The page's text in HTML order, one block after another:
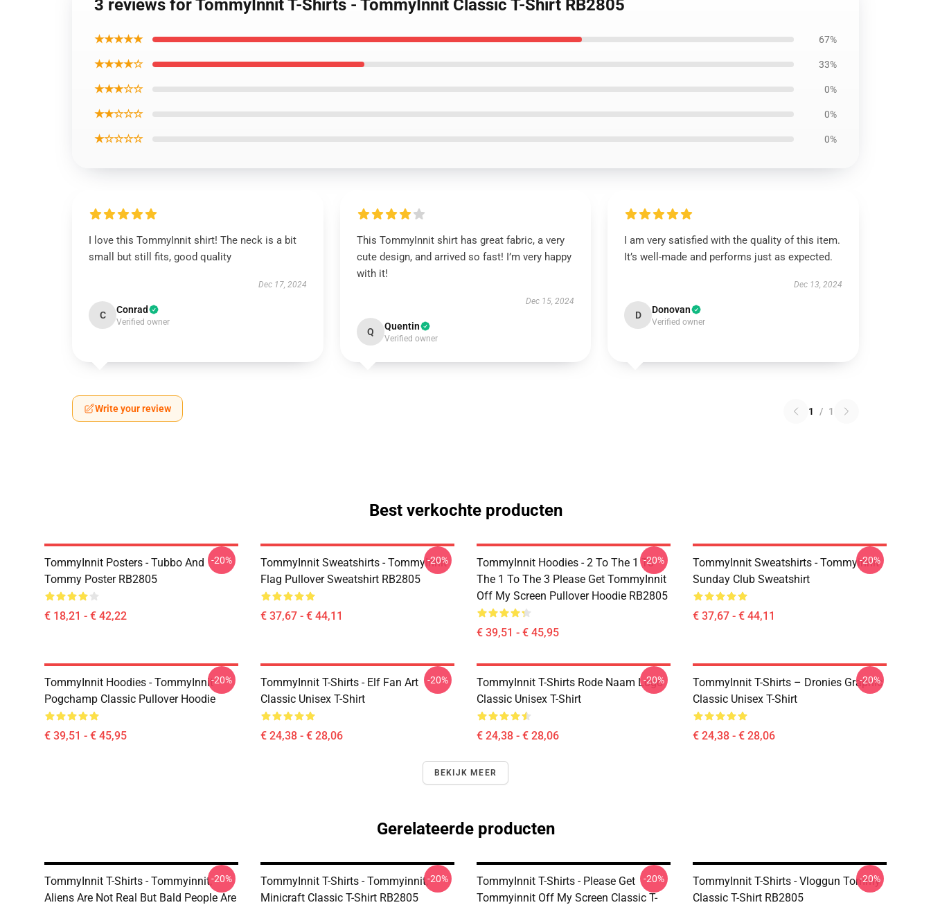
3 reviews for TommyInnit T-Shirts - TommyInnit Classic T-Shirt RB2805
★★★★★ 67%
★★★★☆ 33%
★★★☆☆ 0%
★★☆☆☆ 0%
★☆☆☆☆ 0%
I love this TommyInnit shirt! The neck is a bit
small but still fits, good quality
Dec 17, 2024
C Conrad
Verified owner
This TommyInnit shirt has great fabric, a very
cute design, and arrived so fast! I’m very happy
with it!
Dec 15, 2024
Q Quentin
Verified owner
I am very satisfied with the quality of this item.
It’s well-made and performs just as expected.
Dec 13, 2024
D Donovan
Verified owner
Write your review 1 / 1
Best verkochte producten
TommyInnit Posters - Tubbo And
Tommy Poster RB2805
€ 18,21 - € 42,22
-20%
TommyInnit Sweatshirts - TommyInnit
Flag Pullover Sweatshirt RB2805
€ 37,67 - € 44,11
-20%
TommyInnit Hoodies - 2 To The 1 To
The 1 To The 3 Please Get TommyInnit
Off My Screen Pullover Hoodie RB2805
€ 39,51 - € 45,95
-20%
TommyInnit Sweatshirts - Tommyinnit
Sunday Club Sweatshirt
€ 37,67 - € 44,11
-20%
TommyInnit Hoodies - TommyInnit
Pogchamp Classic Pullover Hoodie
€ 39,51 - € 45,95
-20%
TommyInnit T-Shirts - Elf Fan Art
Classic Unisex T-Shirt
€ 24,38 - € 28,06
-20%
TommyInnit T-Shirts Rode Naam Logo
Classic Unisex T-Shirt
€ 24,38 - € 28,06
-20%
TommyInnit T-Shirts – Dronies Graphic
Classic Unisex T-Shirt
€ 24,38 - € 28,06
-20%
BEKIJK MEER
Gerelateerde producten
TommyInnit T-Shirts - Tommyinnit,
Aliens Are Not Real But Bald People Are
-20%
TommyInnit T-Shirts - Tommyinnit,
Minicraft Classic T-Shirt RB2805
-20%
TommyInnit T-Shirts - Please Get
Tommyinnit Off My Screen Classic T-
-20%
TommyInnit T-Shirts - Vloggun Tommy
Classic T-Shirt RB2805
-20%